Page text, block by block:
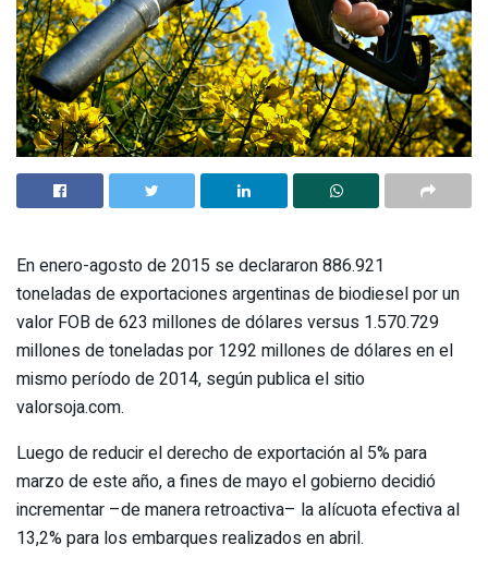
En enero-agosto de 2015 se declararon 886.921
toneladas de exportaciones argentinas de biodiesel por un
valor FOB de 623 millones de dólares versus 1.570.729
millones de toneladas por 1292 millones de dólares en el
mismo período de 2014, según publica el sitio
valorsoja.com.
Luego de reducir el derecho de exportación al 5% para
marzo de este año, a fines de mayo el gobierno decidió
incrementar –de manera retroactiva– la alícuota efectiva al
13,2% para los embarques realizados en abril.